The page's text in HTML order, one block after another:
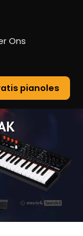
Ons
pianoles